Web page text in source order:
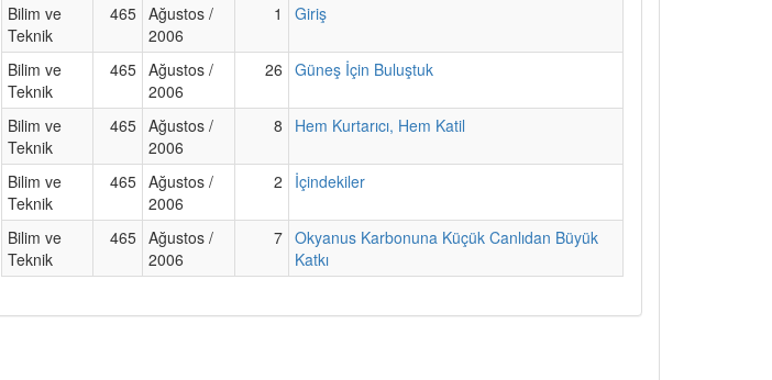
Bilim ve
Teknik
465 Ağustos /
2006
1 Giriş
Bilim ve
Teknik
465 Ağustos /
2006
26 Güneş İçin Buluştuk
Bilim ve
Teknik
465 Ağustos /
2006
8 Hem Kurtarıcı, Hem Katil
Bilim ve
Teknik
465 Ağustos /
2006
2 İçindekiler
Bilim ve
Teknik
465 Ağustos /
2006
7 Okyanus Karbonuna Küçük Canlıdan Büyük
Katkı